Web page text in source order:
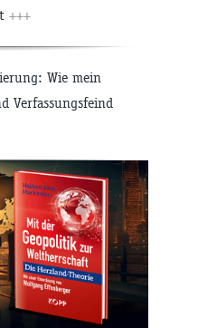
+++
Wie mein
Verfassungsfeind